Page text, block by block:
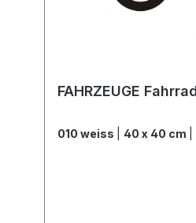
FAHRZEUGE
010 weiss 40 x 40 cm